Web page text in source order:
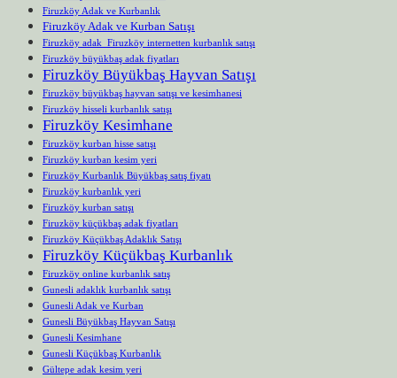
Firuzköy Adak ve Kurbanlık
Firuzköy Adak ve Kurban Satışı
Firuzköy adak Firuzköy internetten kurbanlık satışı
Firuzköy büyükbaş adak fiyatları
Firuzköy Büyükbaş Hayvan Satışı
Firuzköy büyükbaş hayvan satışı ve kesimhanesi
Firuzköy hisseli kurbanlık satışı
Firuzköy Kesimhane
Firuzköy kurban hisse satışı
Firuzköy kurban kesim yeri
Firuzköy Kurbanlık Büyükbaş satış fiyatı
Firuzköy kurbanlık yeri
Firuzköy kurban satışı
Firuzköy küçükbaş adak fiyatları
Firuzköy Küçükbaş Adaklık Satışı
Firuzköy Küçükbaş Kurbanlık
Firuzköy online kurbanlık satış
Gunesli adaklık kurbanlık satışı
Gunesli Adak ve Kurban
Gunesli Büyükbaş Hayvan Satışı
Gunesli Kesimhane
Gunesli Küçükbaş Kurbanlık
Gültepe adak kesim yeri